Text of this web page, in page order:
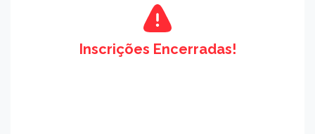
Inscrições Encerradas!